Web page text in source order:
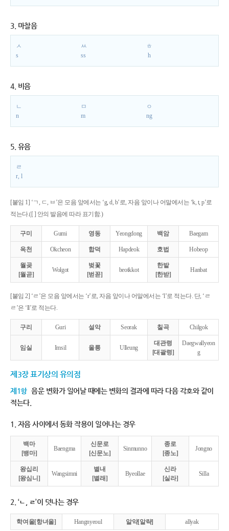
3. 마찰음
ㅅ
s
ㅆ
ss
ㅎ
h
4. 비음
ㄴ
n
ㅁ
m
ㅇ
ng
5. 유음
ㄹ
r, l
[붙임 1] ‘ㄱ, ㄷ, ㅂ’은 모음 앞에서는 ‘g, d, b’로, 자음 앞이나 어말에서는 ‘k, t, p’로
적는다.([ ] 안의 발음에 따라 표기함.)
구미 Gumi 영동 Yeongdong 백암 Baegam
옥천 Okcheon 합덕 Hapdeok 호법 Hobeop
월곶
[월곧]
Wolgot
벚꽃
[벋꼳]
beotkkot
한밭
[한받]
Hanbat
[붙임 2] ‘ㄹ’은 모음 앞에서는 ‘r’로, 자음 앞이나 어말에서는 ‘l’로 적는다. 단, ‘ㄹ
ㄹ’은 ‘ll’로 적는다.
구리 Guri 설악 Seorak 칠곡 Chilgok
임실 Imsil 울릉 Ulleung
대관령
[대괄령]
Daegwallyeon
g
제3장 표기상의 유의점
제1항 음운 변화가 일어날 때에는 변화의 결과에 따라 다음 각호와 같이
적는다.
1. 자음 사이에서 동화 작용이 일어나는 경우
백마
[뱅마]
Baengma
신문로
[신문노]
Sinmunno
종로
[종노]
Jongno
왕십리
[왕심니]
Wangsimni
별내
[별래]
Byeollae
신라
[실라]
Silla
2. ‘ㄴ, ㄹ’이 덧나는 경우
학여울[항녀울] Hangnyeoul 알약[알략] allyak